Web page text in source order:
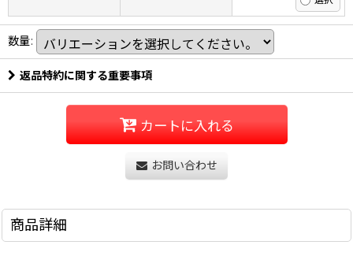
数量:
返品特約に関する重要事項
カートに入れる
お問い合わせ
商品詳細